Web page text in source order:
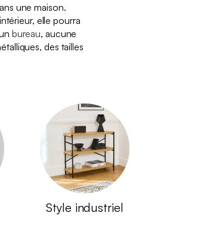
une maison.
elle pourra
bureau, aucune
des tailles
Style industriel